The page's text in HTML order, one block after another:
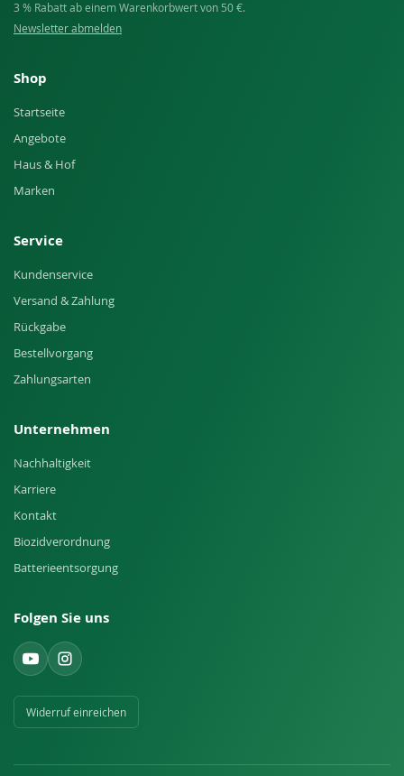
3 % Rabatt ab einem Warenkorbwert von 50 €.
Newsletter abmelden
Shop
Startseite
Angebote
Haus & Hof
Marken
Service
Kundenservice
Versand & Zahlung
Rückgabe
Bestellvorgang
Zahlungsarten
Unternehmen
Nachhaltigkeit
Karriere
Kontakt
Biozidverordnung
Batterieentsorgung
Folgen Sie uns
Widerruf einreichen